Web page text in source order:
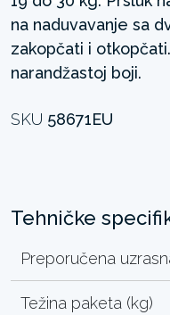
na naduvavanje sa
zakopčati i
narandžastoj boji.
SKU 58671EU
Tehničke
Preporučena
Težina paketa (kg)